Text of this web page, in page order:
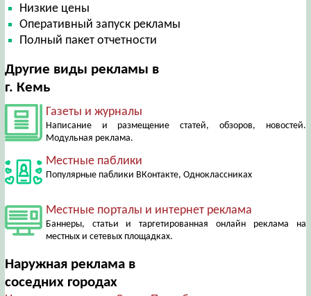
Низкие цены
Оперативный запуск рекламы
Полный пакет отчетности
Другие виды рекламы в
г. Кемь
Газеты и журналы
Написание и размещение статей, обзоров, новостей.
Модульная реклама.
Местные паблики
Популярные паблики ВКонтакте, Одноклассниках
Местные порталы и интернет реклама
Баннеры, статьи и таргетированная онлайн реклама на
местных и сетевых площадках.
Наружная реклама в
соседних городах